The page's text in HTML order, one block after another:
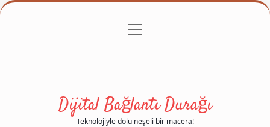
Gizlilik Politikası
menüyü
Dijital Bağlantı Durağı
Teknolojiyle dolu neşeli bir macera!